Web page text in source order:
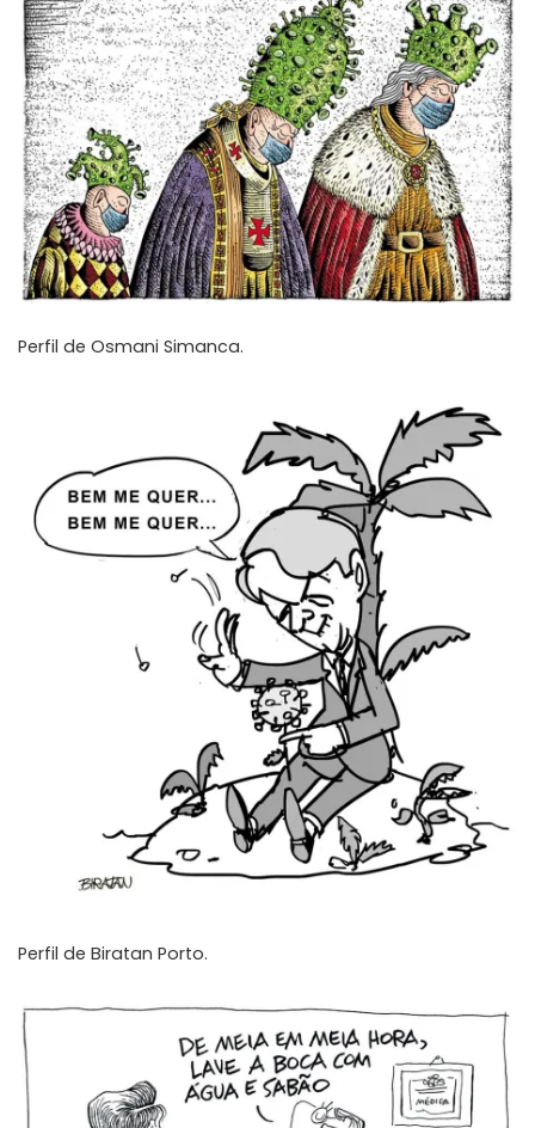
Perfil de Osmani Simanca.
Perfil de Biratan Porto.